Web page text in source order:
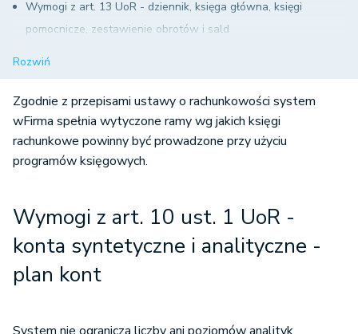
Wymogi z art. 13 UoR - dziennik, księga główna, księgi
pomocnicze, zestawienie obrotów i sald
Sposób przepływu danych
Rozwiń
Zgodnie z przepisami ustawy o rachunkowości system
wFirma spełnia wytyczone ramy wg jakich księgi
rachunkowe powinny być prowadzone przy użyciu
programów księgowych.
Wymogi z art. 10 ust. 1 UoR -
konta syntetyczne i analityczne -
plan kont